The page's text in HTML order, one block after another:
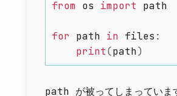
from os import path
for path in files :
print(path)
path が被ってしまっていま